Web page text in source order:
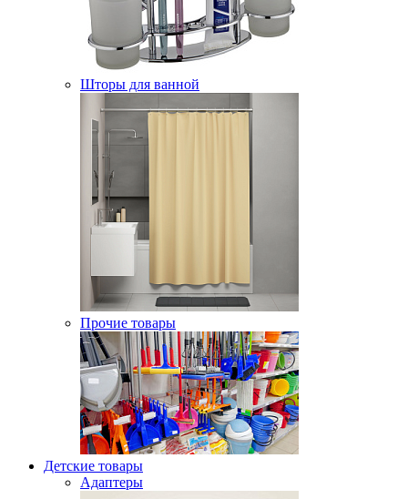
Шторы для ванной
Прочие товары
Детские товары
Адаптеры